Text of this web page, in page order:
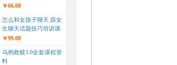
￥66.00
怎么和女孩子聊天 跟女
生聊天话题技巧培训课
程...
￥99.00
乌鸦救赎3.0全套课程资
料